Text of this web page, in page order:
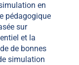
en
pédagogique
sur
et la
de bonnes
simulation